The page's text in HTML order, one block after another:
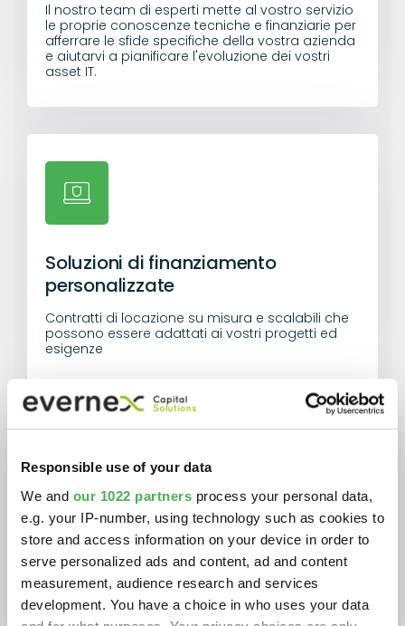
Responsible use of your data
We and our 1022 partners process your personal data,
e.g. your IP-number, using technology such as cookies to
store and access information on your device in order to
serve personalized ads and content, ad and content
measurement, audience research and services
development. You have a choice in who uses your data
Il nostro team di esperti mette al vostro servizio
le proprie conoscenze tecniche e finanziarie per
afferrare le sfide specifiche della vostra azienda
e aiutarvi a pianificare l'evoluzione dei vostri
asset IT.
Soluzioni di finanziamento
personalizzate
Contratti di locazione su misura e scalabili che
possono essere adattati ai vostri progetti ed
esigenze
Una migliore gestione del ciclo di
vita degli asset IT
Mettete la sostenibilità al centro della vostra
strategia IT. Riducete l'impronta di carbonio